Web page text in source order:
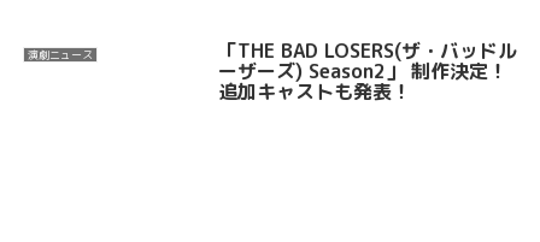
演劇ニュース 「THE BAD LOSERS(ザ・バッドル
ーザーズ) Season2」 制作決定！
追加キャストも発表！